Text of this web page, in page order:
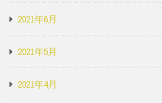
2021年6月
2021年5月
2021年4月